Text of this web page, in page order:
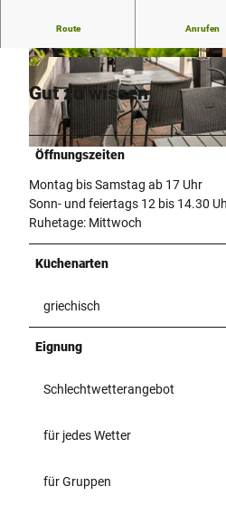
© Teutoburger Wald / LTM GmbH, D. Ketz |
© Teutoburger Wald / LTM GmbH, D. Ketz |
CC-BY-SA
Route Anrufen
Schöne Außenterrasse
Gut zu wissen
Öffnungszeiten
Montag bis Samstag ab 17 Uhr
Sonn- und feiertags 12 bis 14.30
Ruhetage: Mittwoch
Küchenarten
griechisch
Eignung
Schlechtwetterangebot
für jedes Wetter
für Gruppen